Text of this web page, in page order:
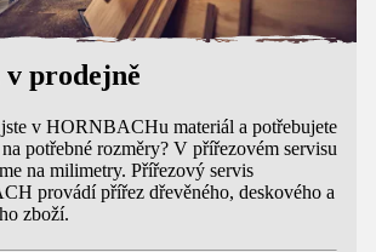
prodejně
v HORNBACHu materiál a potřebujete
potřebné rozměry? V přířezovém servisu
na milimetry. Přířezový servis
provádí přířez dřevěného, deskového a
zboží.